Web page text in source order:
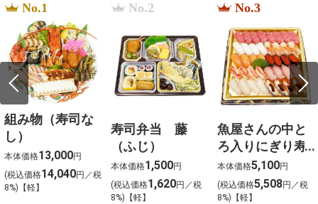
%E3%81%8A%E3%81%99%E3%81%99%E3%82%81
%E3%81%8B%E3%81%97%E3%82%8F%E9%A3%AF
No.1
組み物（寿司な
し）
本体価格13,000円
(税込価格14,040円／税
8%)【軽】
No.2
寿司弁当 藤
（ふじ）
本体価格1,500円
(税込価格1,620円／税
8%)【軽】
No.3
魚屋さんの中と
ろ入りにぎり寿
司４０貫入
本体価格5,100円
(税込価格5,508円／税
8%)【軽】